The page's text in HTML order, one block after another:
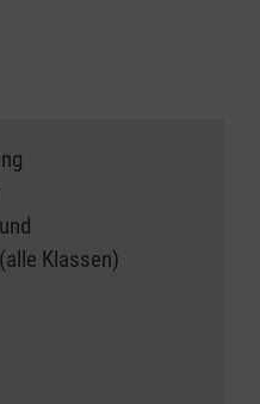
Klassen)